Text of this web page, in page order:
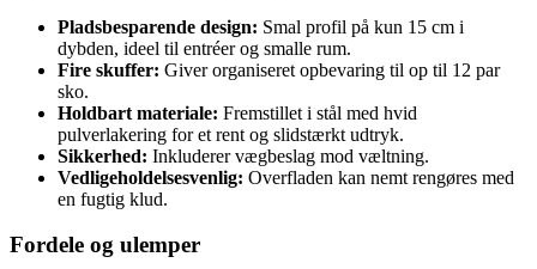
Pladsbesparende design: Smal profil på kun 15 cm i
dybden, ideel til entréer og smalle rum.
Fire skuffer: Giver organiseret opbevaring til op til 12 par
sko.
Holdbart materiale: Fremstillet i stål med hvid
pulverlakering for et rent og slidstærkt udtryk.
Sikkerhed: Inkluderer vægbeslag mod væltning.
Vedligeholdelsesvenlig: Overfladen kan nemt rengøres med
en fugtig klud.
Fordele og ulemper